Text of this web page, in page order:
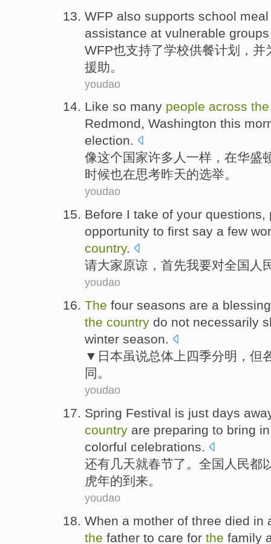
WFP also supports school meal
assistance at vulnerable groups
WFP也支持了学校供餐计划 ， 并
援助 。
youdao
Like so many people across the
Redmond, Washington this
election.
像这个国家许多 人 一样， 在华盛
时候也在思考昨天的选举。
youdao
Before I take of your questions,
opportunity to first say a few
country.
请大家原谅 ， 首先我要对全国 人
youdao
The four seasons are a
the country do not necessarily
winter season.
▼ 日本虽说总体上四季分明， 但
同 。
youdao
Spring Festival is just days
country are preparing to bring
colorful celebrations.
还有几天就春节了。 全国 人民都
虎年的到来。
youdao
When a mother of three died in
the father to care for the family